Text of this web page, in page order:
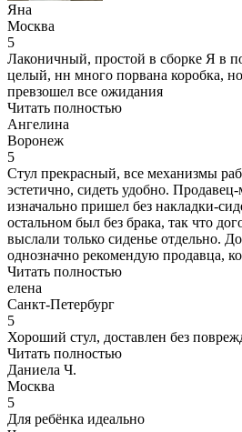
Яна
Москва
5
Лаконичный, простой в сборке Я в
целый, нн много порвана коробка,
превзошел все ожидания
Читать полностью
Ангелина
Воронеж
5
Стул прекрасный, все механизмы
эстетично, сидеть удобно.
изначально пришел без накладки-
остальном был без брака, так что
выслали только сиденье отдельно.
однозначно рекомендую продавца,
Читать полностью
елена
Санкт-Петербург
5
Хороший стул, доставлен без
Читать полностью
Даниела Ч.
Москва
5
Для ребёнка идеально